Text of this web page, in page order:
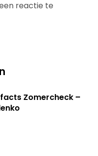
reactie te
Zomercheck –